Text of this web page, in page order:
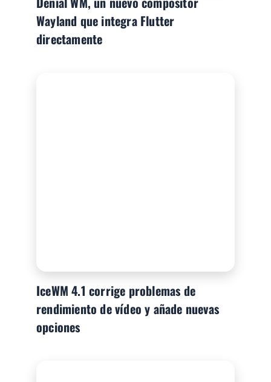
Wayland que integra Flutter
directamente
IceWM 4.1 corrige problemas de
rendimiento de vídeo y añade nuevas
opciones